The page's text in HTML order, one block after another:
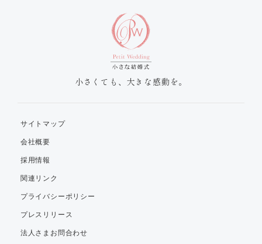
小さくても、大きな感動を。
サイトマップ
会社概要
採用情報
関連リンク
プライバシーポリシー
プレスリリース
法人さまお問合わせ